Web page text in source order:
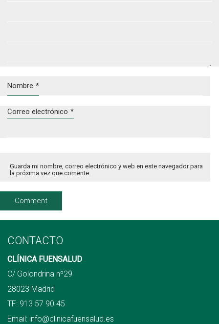
Nombre *
Correo electrónico *
Guarda mi nombre, correo electrónico y web en este navegador para
la próxima vez que comente.
CONTACTO
CLÍNICA FUENSALUD
C/ Golondrina nº29
28023 Madrid
TF: 913 57 90 45
Email: info@clinicafuensalud.es